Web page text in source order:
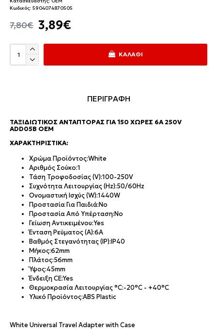
3,89€
7,80€
Κωδικός: 5904074870505
ΚΑΛΆΘΙ
ΠΕΡΙΓΡΑΦΗ
ΤΑΞΙΔΙΩΤΙΚΌΣ ΑΝΤΆΠΤΟΡΑΣ ΓΙΑ 150 ΧΏΡΕΣ 6A 250V
ADD05B OEM
ΧΑΡΑΚΤΗΡΙΣΤΙΚΆ:
Χρώμα Προϊόντος:White
Αριθμός Σούκο:1
Τάση Τροφοδοσίας (V):100-250V
Συχνότητα Λειτουργίας (Hz):50/60Hz
Ονομαστική Ισχύς (W):1440W
Προστασία Για Παιδιά:No
Προστασία Από Υπέρταση:No
Γείωση Αντικειμένου:Yes
Ένταση Ρεύματος (Α):6A
Βαθμός Στεγανότητας (IP):IP40
Μήκος:62mm
Πλάτος:56mm
Ύψος:45mm
Ένδειξη CE:Yes
Θερμοκρασία Λειτουργίας °C:-20°C - +40°C
Υλικό Προϊόντος:ABS Plastic
White Universal Travel Adapter with Case